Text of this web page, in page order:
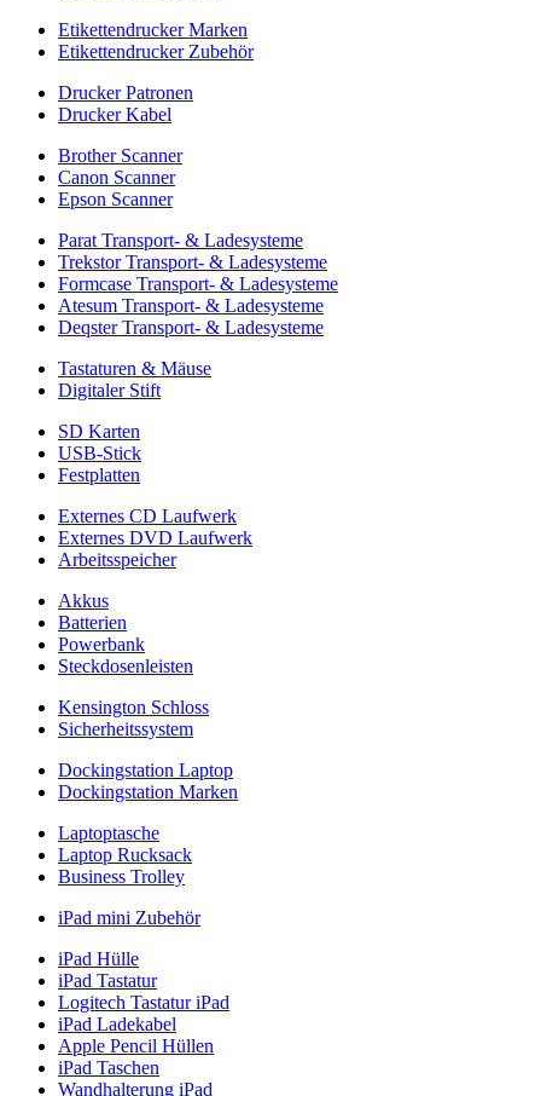
Etikettendrucker Marken
Etikettendrucker Zubehör
Drucker Patronen
Drucker Kabel
Brother Scanner
Canon Scanner
Epson Scanner
Parat Transport- & Ladesysteme
Trekstor Transport- & Ladesysteme
Formcase Transport- & Ladesysteme
Atesum Transport- & Ladesysteme
Deqster Transport- & Ladesysteme
Tastaturen & Mäuse
Digitaler Stift
SD Karten
USB-Stick
Festplatten
Externes CD Laufwerk
Externes DVD Laufwerk
Arbeitsspeicher
Akkus
Batterien
Powerbank
Steckdosenleisten
Kensington Schloss
Sicherheitssystem
Dockingstation Laptop
Dockingstation Marken
Laptoptasche
Laptop Rucksack
Business Trolley
iPad mini Zubehör
iPad Hülle
iPad Tastatur
Logitech Tastatur iPad
iPad Ladekabel
Apple Pencil Hüllen
iPad Taschen
Wandhalterung iPad